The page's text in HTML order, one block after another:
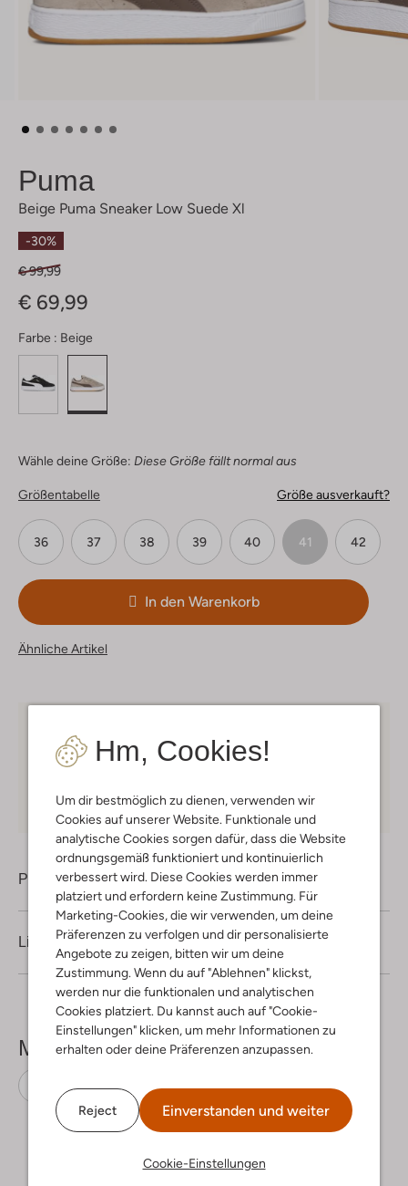
Hm, Cookies!
Um dir bestmöglich zu dienen, verwenden wir
Cookies auf unserer Website. Funktionale und
analytische Cookies sorgen dafür, dass die Website
ordnungsgemäß funktioniert und kontinuierlich
verbessert wird. Diese Cookies werden immer
platziert und erfordern keine Zustimmung. Für
Marketing-Cookies, die wir verwenden, um deine
Präferenzen zu verfolgen und dir personalisierte
Angebote zu zeigen, bitten wir um deine
Zustimmung. Wenn du auf "Ablehnen" klickst,
werden nur die funktionalen und analytischen
Cookies platziert. Du kannst auch auf "Cookie-
Einstellungen" klicken, um mehr Informationen zu
erhalten oder deine Präferenzen anzupassen.
Reject Einverstanden und weiter
Cookie-Einstellungen
Puma
Beige Puma Sneaker Low Suede Xl
-30%
€ 99,99
€ 69,99
Farbe : Beige
Wähle deine Größe: Diese Größe fällt normal aus
Größentabelle Größe ausverkauft?
36 37 38 39 40 41 42
In den Warenkorb
Ähnliche Artikel
Kostenloser Versand
Mitglieder in Deutschland
Produktinformation
Lieferung & Rückgabe
Mehr sehen
Sneaker Low Puma Wildleder